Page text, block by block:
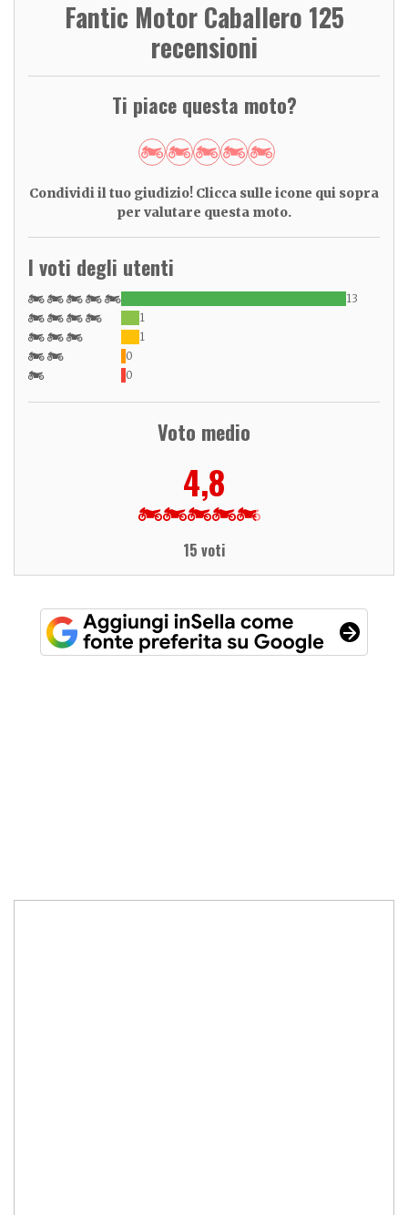
Fantic Motor Caballero 125
recensioni
Ti piace questa moto?
Condividi il tuo giudizio! Clicca sulle icone qui sopra
per valutare questa moto.
I voti degli utenti
13
1
1
0
0
Voto medio
4,8
15 voti